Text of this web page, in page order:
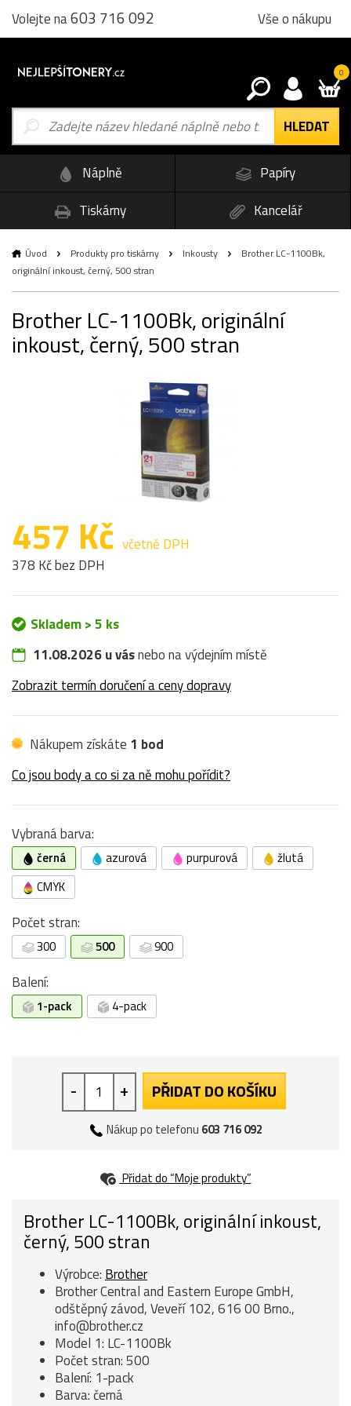
Volejte na603 716 092 Vše o nákupu
0
Náplně
Papíry
Tiskárny
Kancelář
Úvod Produkty pro tiskárny Inkousty
Brother LC-1100Bk,
originální inkoust, černý, 500 stran
Brother LC-1100Bk, originální
inkoust, černý, 500 stran
457 Kč včetně DPH
378 Kč bez DPH
Skladem > 5 ks
11.08.2026 u vásnebo na výdejním místě
Zobrazit termín doručení a ceny dopravy
Nákupem získáte 1 bod
Co jsou body a co si za ně mohu pořídit?
Vybraná barva:
černá azurová purpurová
žlutá
CMYK
Počet stran:
300 500 900
Balení:
1-pack 4-pack
- + PŘIDAT DO KOŠÍKU
Nákup po telefonu 603 716 092
Přidat do “Moje produkty”
Brother LC-1100Bk, originální inkoust,
černý, 500 stran
Výrobce: Brother
Brother Central and Eastern Europe GmbH,
odštěpný závod, Veveří 102, 616 00 Brno.,
info@brother.cz
Model 1: LC-1100Bk
Počet stran: 500
Balení: 1-pack
Barva: černá